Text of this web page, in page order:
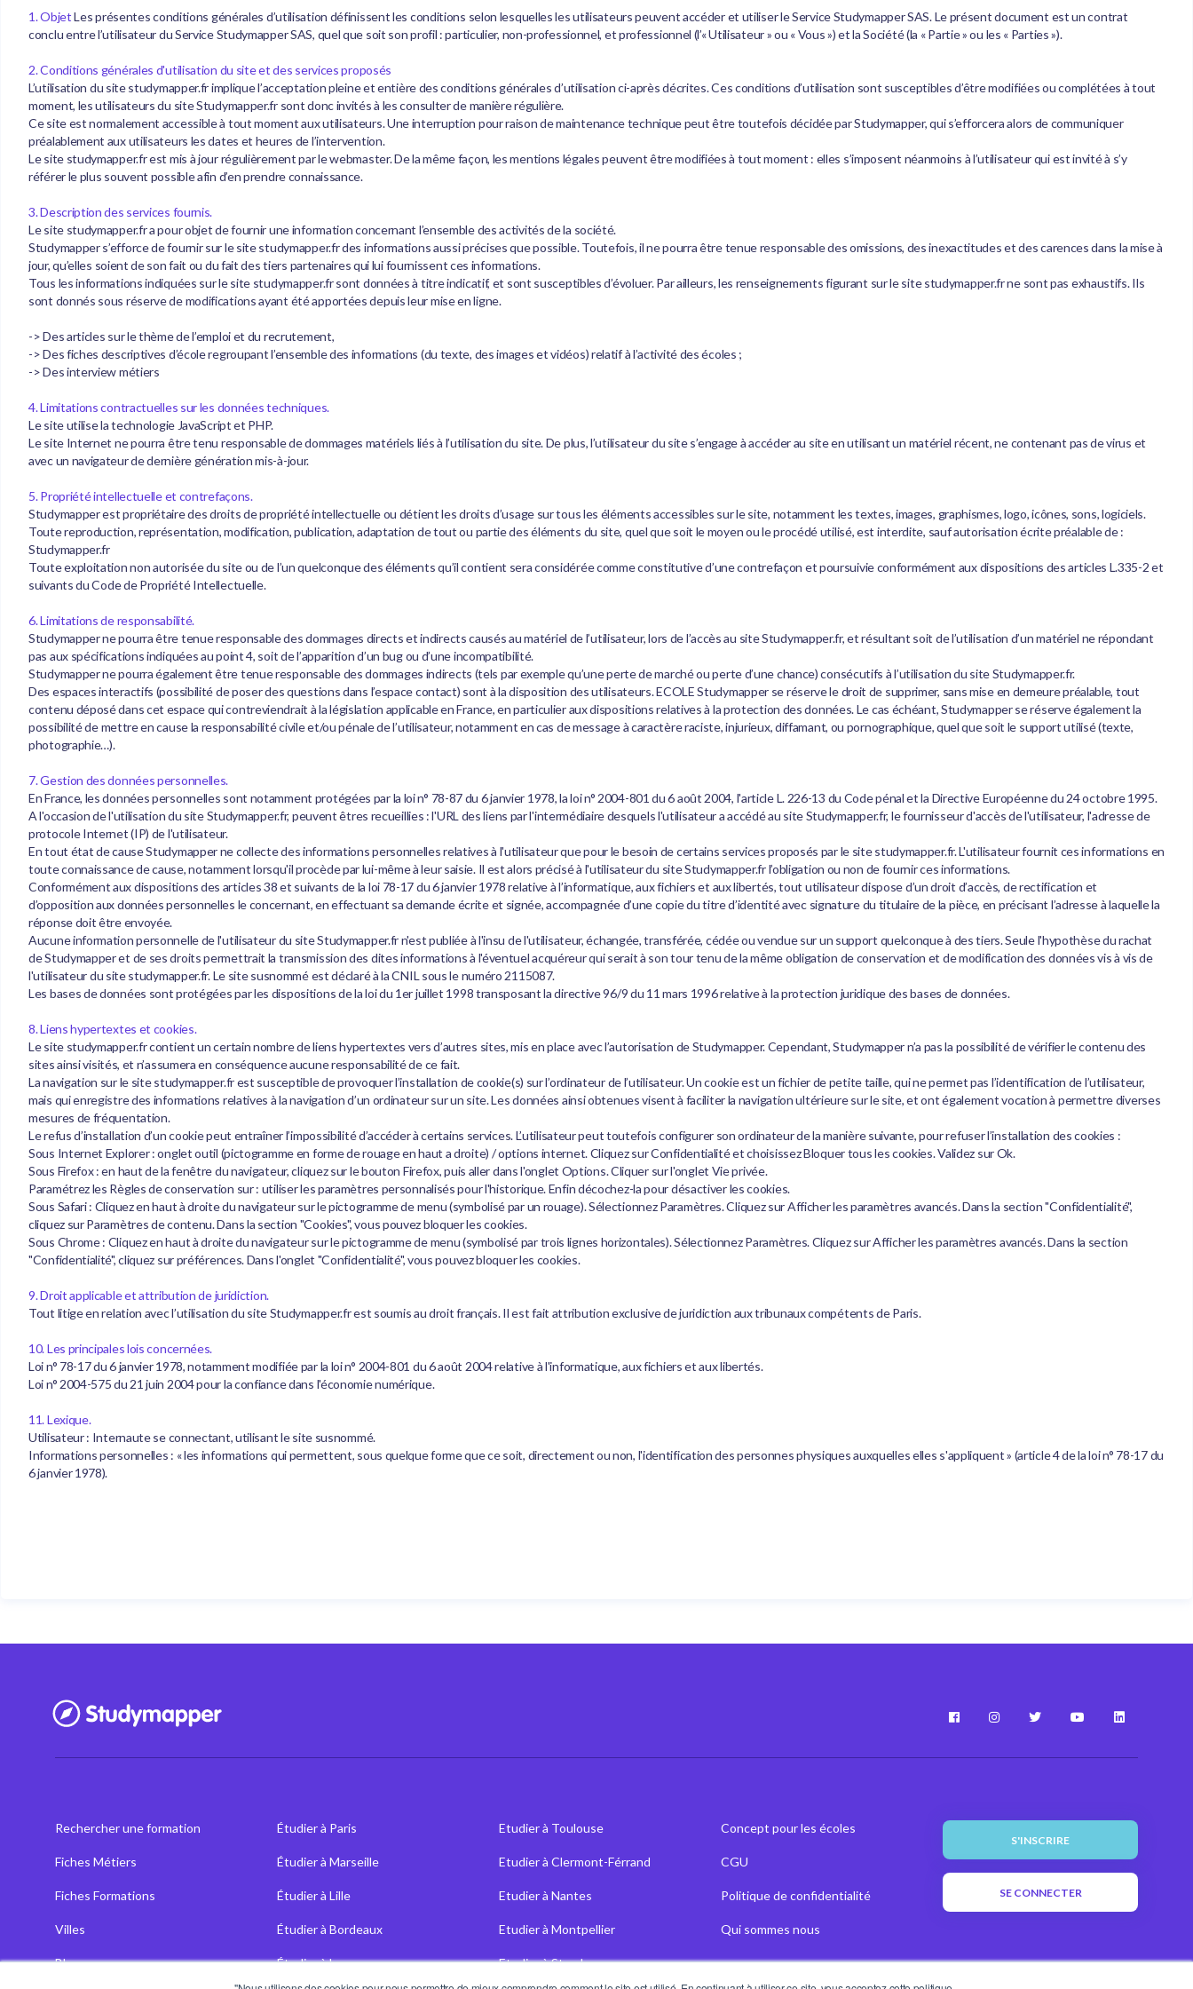
1. ObjetLes présentes conditions générales d’utilisation définissent les conditions selon lesquelles les utilisateurs peuvent accéder et utiliser le Service Studymapper SAS. Le présent document est un contrat
conclu entre l’utilisateur du Service Studymapper SAS, quel que soit son profil : particulier, non-professionnel, et professionnel (l’« Utilisateur » ou « Vous ») et la Société (la « Partie » ou les « Parties »).
2. Conditions générales d'utilisation du site et des services proposés
L’utilisation du site studymapper.fr implique l’acceptation pleine et entière des conditions générales d’utilisation ci-après décrites. Ces conditions d’utilisation sont susceptibles d’être modifiées ou complétées à tout
moment, les utilisateurs du site Studymapper.fr sont donc invités à les consulter de manière régulière.
Ce site est normalement accessible à tout moment aux utilisateurs. Une interruption pour raison de maintenance technique peut être toutefois décidée par Studymapper, qui s’efforcera alors de communiquer
préalablement aux utilisateurs les dates et heures de l’intervention.
Le site studymapper.fr est mis à jour régulièrement par le webmaster. De la même façon, les mentions légales peuvent être modifiées à tout moment : elles s’imposent néanmoins à l’utilisateur qui est invité à s’y
référer le plus souvent possible afin d’en prendre connaissance.
3. Description des services fournis.
Le site studymapper.fr a pour objet de fournir une information concernant l’ensemble des activités de la société.
Studymapper s’efforce de fournir sur le site studymapper.fr des informations aussi précises que possible. Toutefois, il ne pourra être tenue responsable des omissions, des inexactitudes et des carences dans la mise à
jour, qu’elles soient de son fait ou du fait des tiers partenaires qui lui fournissent ces informations.
Tous les informations indiquées sur le site studymapper.fr sont données à titre indicatif, et sont susceptibles d’évoluer. Par ailleurs, les renseignements figurant sur le site studymapper.fr ne sont pas exhaustifs. Ils
sont donnés sous réserve de modifications ayant été apportées depuis leur mise en ligne.
-> Des articles sur le thème de l’emploi et du recrutement,
-> Des fiches descriptives d’école regroupant l’ensemble des informations (du texte, des images et vidéos) relatif à l’activité des écoles ;
-> Des interview métiers
4. Limitations contractuelles sur les données techniques.
Le site utilise la technologie JavaScript et PHP.
Le site Internet ne pourra être tenu responsable de dommages matériels liés à l’utilisation du site. De plus, l’utilisateur du site s’engage à accéder au site en utilisant un matériel récent, ne contenant pas de virus et
avec un navigateur de dernière génération mis-à-jour.
5. Propriété intellectuelle et contrefaçons.
Studymapper est propriétaire des droits de propriété intellectuelle ou détient les droits d’usage sur tous les éléments accessibles sur le site, notamment les textes, images, graphismes, logo, icônes, sons, logiciels.
Toute reproduction, représentation, modification, publication, adaptation de tout ou partie des éléments du site, quel que soit le moyen ou le procédé utilisé, est interdite, sauf autorisation écrite préalable de :
Studymapper.fr
Toute exploitation non autorisée du site ou de l’un quelconque des éléments qu’il contient sera considérée comme constitutive d’une contrefaçon et poursuivie conformément aux dispositions des articles L.335-2 et
suivants du Code de Propriété Intellectuelle.
6. Limitations de responsabilité.
Studymapper ne pourra être tenue responsable des dommages directs et indirects causés au matériel de l’utilisateur, lors de l’accès au site Studymapper.fr, et résultant soit de l’utilisation d’un matériel ne répondant
pas aux spécifications indiquées au point 4, soit de l’apparition d’un bug ou d’une incompatibilité.
Studymapper ne pourra également être tenue responsable des dommages indirects (tels par exemple qu’une perte de marché ou perte d’une chance) consécutifs à l’utilisation du site Studymapper.fr.
Des espaces interactifs (possibilité de poser des questions dans l’espace contact) sont à la disposition des utilisateurs. ECOLE Studymapper se réserve le droit de supprimer, sans mise en demeure préalable, tout
contenu déposé dans cet espace qui contreviendrait à la législation applicable en France, en particulier aux dispositions relatives à la protection des données. Le cas échéant, Studymapper se réserve également la
possibilité de mettre en cause la responsabilité civile et/ou pénale de l’utilisateur, notamment en cas de message à caractère raciste, injurieux, diffamant, ou pornographique, quel que soit le support utilisé (texte,
photographie…).
7. Gestion des données personnelles.
En France, les données personnelles sont notamment protégées par la loi n° 78-87 du 6 janvier 1978, la loi n° 2004-801 du 6 août 2004, l'article L. 226-13 du Code pénal et la Directive Européenne du 24 octobre 1995.
A l'occasion de l'utilisation du site Studymapper.fr, peuvent êtres recueillies : l'URL des liens par l'intermédiaire desquels l'utilisateur a accédé au site Studymapper.fr, le fournisseur d'accès de l'utilisateur, l'adresse de
protocole Internet (IP) de l'utilisateur.
En tout état de cause Studymapper ne collecte des informations personnelles relatives à l'utilisateur que pour le besoin de certains services proposés par le site studymapper.fr. L'utilisateur fournit ces informations en
toute connaissance de cause, notamment lorsqu'il procède par lui-même à leur saisie. Il est alors précisé à l'utilisateur du site Studymapper.fr l’obligation ou non de fournir ces informations.
Conformément aux dispositions des articles 38 et suivants de la loi 78-17 du 6 janvier 1978 relative à l’informatique, aux fichiers et aux libertés, tout utilisateur dispose d’un droit d’accès, de rectification et
d’opposition aux données personnelles le concernant, en effectuant sa demande écrite et signée, accompagnée d’une copie du titre d’identité avec signature du titulaire de la pièce, en précisant l’adresse à laquelle la
réponse doit être envoyée.
Aucune information personnelle de l'utilisateur du site Studymapper.fr n'est publiée à l'insu de l'utilisateur, échangée, transférée, cédée ou vendue sur un support quelconque à des tiers. Seule l'hypothèse du rachat
de Studymapper et de ses droits permettrait la transmission des dites informations à l'éventuel acquéreur qui serait à son tour tenu de la même obligation de conservation et de modification des données vis à vis de
l'utilisateur du site studymapper.fr. Le site susnommé est déclaré à la CNIL sous le numéro 2115087.
Les bases de données sont protégées par les dispositions de la loi du 1er juillet 1998 transposant la directive 96/9 du 11 mars 1996 relative à la protection juridique des bases de données.
8. Liens hypertextes et cookies.
Le site studymapper.fr contient un certain nombre de liens hypertextes vers d’autres sites, mis en place avec l’autorisation de Studymapper. Cependant, Studymapper n’a pas la possibilité de vérifier le contenu des
sites ainsi visités, et n’assumera en conséquence aucune responsabilité de ce fait.
La navigation sur le site studymapper.fr est susceptible de provoquer l’installation de cookie(s) sur l’ordinateur de l’utilisateur. Un cookie est un fichier de petite taille, qui ne permet pas l’identification de l’utilisateur,
mais qui enregistre des informations relatives à la navigation d’un ordinateur sur un site. Les données ainsi obtenues visent à faciliter la navigation ultérieure sur le site, et ont également vocation à permettre diverses
mesures de fréquentation.
Le refus d’installation d’un cookie peut entraîner l’impossibilité d’accéder à certains services. L’utilisateur peut toutefois configurer son ordinateur de la manière suivante, pour refuser l’installation des cookies :
Sous Internet Explorer : onglet outil (pictogramme en forme de rouage en haut a droite) / options internet. Cliquez sur Confidentialité et choisissez Bloquer tous les cookies. Validez sur Ok.
Sous Firefox : en haut de la fenêtre du navigateur, cliquez sur le bouton Firefox, puis aller dans l'onglet Options. Cliquer sur l'onglet Vie privée.
Paramétrez les Règles de conservation sur : utiliser les paramètres personnalisés pour l'historique. Enfin décochez-la pour désactiver les cookies.
Sous Safari : Cliquez en haut à droite du navigateur sur le pictogramme de menu (symbolisé par un rouage). Sélectionnez Paramètres. Cliquez sur Afficher les paramètres avancés. Dans la section "Confidentialité",
cliquez sur Paramètres de contenu. Dans la section "Cookies", vous pouvez bloquer les cookies.
Sous Chrome : Cliquez en haut à droite du navigateur sur le pictogramme de menu (symbolisé par trois lignes horizontales). Sélectionnez Paramètres. Cliquez sur Afficher les paramètres avancés. Dans la section
"Confidentialité", cliquez sur préférences. Dans l'onglet "Confidentialité", vous pouvez bloquer les cookies.
9. Droit applicable et attribution de juridiction.
Tout litige en relation avec l’utilisation du site Studymapper.fr est soumis au droit français. Il est fait attribution exclusive de juridiction aux tribunaux compétents de Paris.
10. Les principales lois concernées.
Loi n° 78-17 du 6 janvier 1978, notamment modifiée par la loi n° 2004-801 du 6 août 2004 relative à l'informatique, aux fichiers et aux libertés.
Loi n° 2004-575 du 21 juin 2004 pour la confiance dans l'économie numérique.
11. Lexique.
Utilisateur : Internaute se connectant, utilisant le site susnommé.
Informations personnelles : « les informations qui permettent, sous quelque forme que ce soit, directement ou non, l'identification des personnes physiques auxquelles elles s'appliquent » (article 4 de la loi n° 78-17 du
6 janvier 1978).
Rechercher une formation
Fiches Métiers
Fiches Formations
Villes
Blog
Étudier à Paris
Étudier à Marseille
Étudier à Lille
Étudier à Bordeaux
Étudier à Lyon
Etudier à Toulouse
Etudier à Clermont-Férrand
Etudier à Nantes
Etudier à Montpellier
Etudier à Strasbourg
Concept pour les écoles
CGU
Politique de confidentialité
Qui sommes nous
S'INSCRIRE
SE CONNECTER